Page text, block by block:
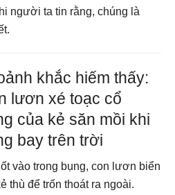
người ta tin rằng, chúng là
khắc hiếm thấy:
lươn xé toạc cổ
của kẻ săn mồi khi
bay trên trời
vào trong bụng, con lươn biển
thù để trốn thoát ra ngoài.